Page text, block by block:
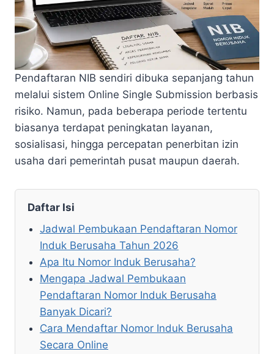
Pendaftaran NIB sendiri dibuka sepanjang tahun
melalui sistem Online Single Submission berbasis
risiko. Namun, pada beberapa periode tertentu
biasanya terdapat peningkatan layanan,
sosialisasi, hingga percepatan penerbitan izin
usaha dari pemerintah pusat maupun daerah.
Daftar Isi
Jadwal Pembukaan Pendaftaran Nomor
Induk Berusaha Tahun 2026
Apa Itu Nomor Induk Berusaha?
Mengapa Jadwal Pembukaan
Pendaftaran Nomor Induk Berusaha
Banyak Dicari?
Cara Mendaftar Nomor Induk Berusaha
Secara Online